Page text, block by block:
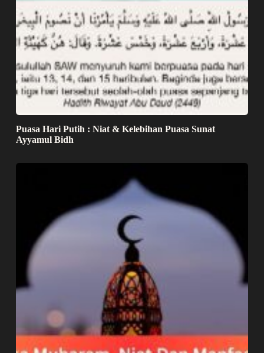
Puasa Hari Putih : Niat & Kelebihan Puasa Sunat
Ayyamul Bidh